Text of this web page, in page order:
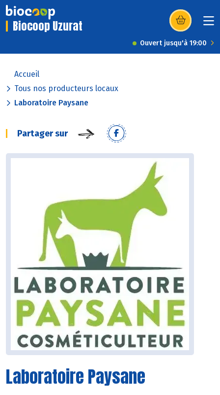
Biocoop Uzurat (s’ouvre dans
Ouvert jusqu'à 19:00
Accueil
Tous nos producteurs locaux
Laboratoire Paysane
Partager sur
Laboratoire Paysane